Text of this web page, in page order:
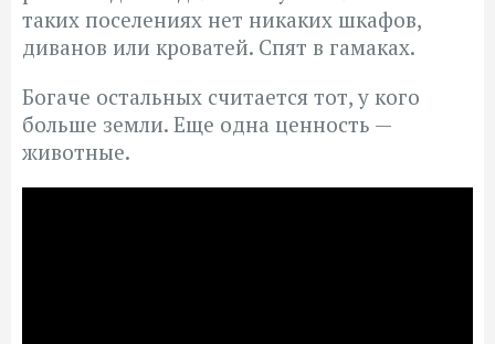
таких поселениях нет никаких шкафов,
диванов или кроватей. Спят в гамаках.
Богаче остальных считается тот, у кого
больше земли. Еще одна ценность —
животные.